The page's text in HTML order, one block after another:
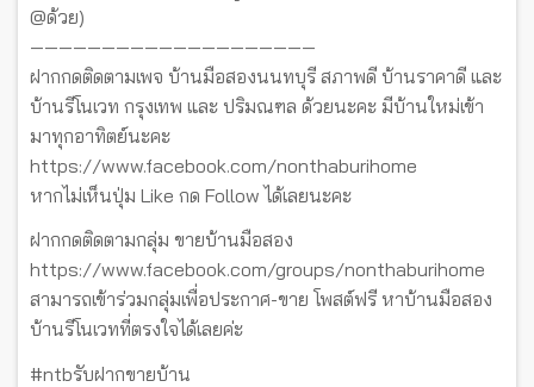
@ด้วย)
————————————————————
ฝากกดติดตามเพจ บ้านมือสองนนทบุรี สภาพดี บ้านราคาดี และ
บ้านรีโนเวท กรุงเทพ และ ปริมณฑล ด้วยนะคะ มีบ้านใหม่เข้า
มาทุกอาทิตย์นะคะ
https://www.facebook.com/nonthaburihome
หากไม่เห็นปุ่ม Like กด Follow ได้เลยนะคะ
ฝากกดติดตามกลุ่ม ขายบ้านมือสอง
https://www.facebook.com/groups/nonthaburihome
สามารถเข้าร่วมกลุ่มเพื่อประกาศ-ขาย โพสต์ฟรี หาบ้านมือสอง
บ้านรีโนเวทที่ตรงใจได้เลยค่ะ
#ntbรับฝากขายบ้าน